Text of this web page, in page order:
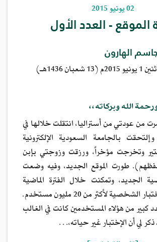
02 يونيو 2015
الموقع - العدد الأول
الهارون
1436هـ)
الله وبركاته،،
عودتي من أستراليا، انتقلت خلالها في
بالجامعة السعودية الإلكترونية
وتخرجت مؤخراً، ورزقت وزوجتي بإبن
طورت الموقع الجديد، وفيه وضعت
الجديد، وتمكنت خلال الفترة الماضية
بتقديم نتائج اختبار الشخصية لأكثر من 20 مليون مستخدم.
كبير من هؤلاء المستخدمين كانت في الغالب
لي أن الإختبار غير حياته،…